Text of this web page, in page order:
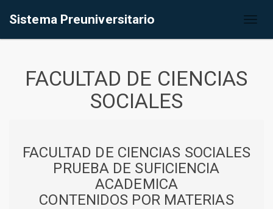
Sistema Preuniversitario
FACULTAD DE CIENCIAS
SOCIALES
FACULTAD DE CIENCIAS SOCIALES
PRUEBA DE SUFICIENCIA
ACADEMICA
CONTENIDOS POR MATERIAS